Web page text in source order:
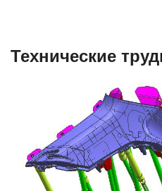
Технические